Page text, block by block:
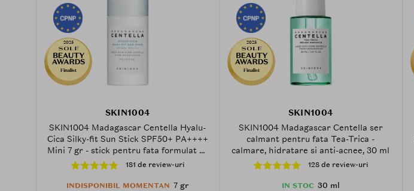
2025
Finalist
SKIN1004
SKIN1004 Madagascar Centella Hyalu-
Cica Silky-fit Sun Stick SPF50+ PA++++
Mini 7 gr - stick pentru fata formulat cu
Centella Asiatica si Acid Hialuronic,
care contribuie la protectia UVA si
UVB si la mentinerea hidratarii pielii,
181 de review-uri
INDISPONIBIL MOMENTAN 7 gr
2025
Finalist
SKIN1004
SKIN1004 Madagascar Centella ser
calmant pentru fata Tea-Trica -
calmare, hidratare si anti-acnee, 30 ml
128 de review-uri
IN STOC 30 ml